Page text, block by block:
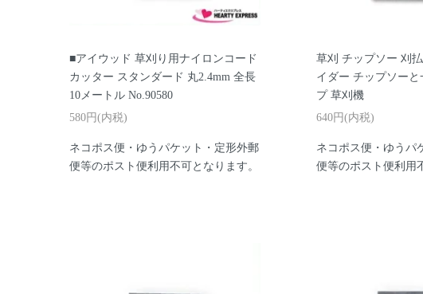
■アイウッド 草刈り用ナイロンコード
カッター スタンダード 丸2.4mm 全長
10メートル No.90580
580円(内税)
ネコポス便・ゆうパケット・定形外郵
便等のポスト便利用不可となります。
草刈 チップソー 刈
イダー チップソーと
プ 草刈機
640円(内税)
ネコポス便・ゆうパ
便等のポスト便利用